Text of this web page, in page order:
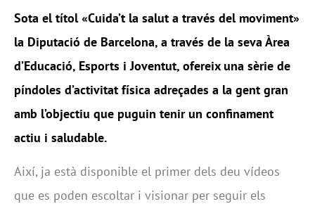
Sota el títol«Cuida’t la salut a través del moviment»
la Diputació de Barcelona, a través de la seva Àrea
d’Educació, Esports i Joventut, ofereix una sèrie de
píndoles d’activitat física adreçades a la gent gran
amb l’objectiu que puguin tenir un confinament
actiu i saludable.
Així, ja està disponible el primer dels deu vídeos
que es poden escoltar i visionar per seguir els